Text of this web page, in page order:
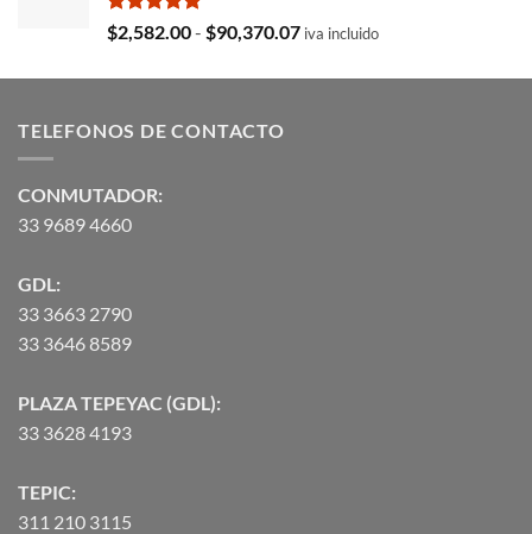
$35,369.97. $29,103.19.
Valorado
con
$2,582.00- $90,370.07Rango
precios:
iva incluido
TELEFONOS DE CONTACTO
CONMUTADOR:
33 9689 4660
GDL:
33 3663 2790
33 3646 8589
PLAZA TEPEYAC (GDL):
33 3628 4193
TEPIC:
311 210 3115